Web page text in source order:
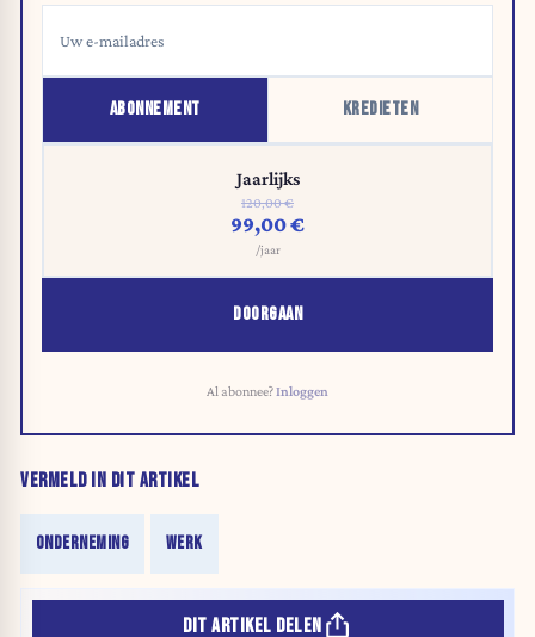
ABONNEMENT KREDIETEN
Jaarlijks
120,00 €
99,00 €
/jaar
DOORGAAN
Al abonnee?Inloggen
VERMELD IN DIT ARTIKEL
ONDERNEMING WERK
DIT ARTIKEL DELEN